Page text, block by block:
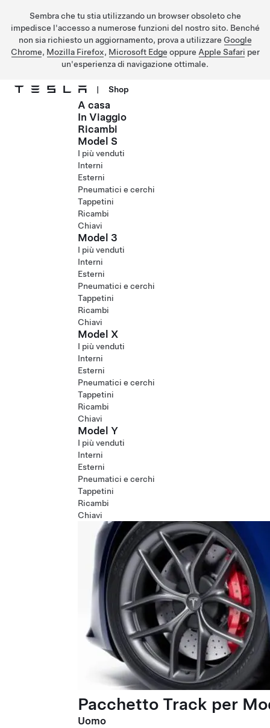
Sembra che tu stia utilizzando un browser obsoleto che
impedisce l'accesso a numerose funzioni del nostro sito. Benché
non sia richiesto un aggiornamento, prova a utilizzare Google
Chrome, Mozilla Firefox, Microsoft Edge oppure Apple Safari per
un'esperienza di navigazione ottimale.
Passa al contenuto principale
| Shop
A casa
In Viaggio
Ricambi
Model S
I più venduti
Interni
Esterni
Pneumatici e cerchi
Tappetini
Ricambi
Chiavi
Model 3
I più venduti
Interni
Esterni
Pneumatici e cerchi
Tappetini
Ricambi
Chiavi
Model X
I più venduti
Interni
Esterni
Pneumatici e cerchi
Tappetini
Ricambi
Chiavi
Model Y
I più venduti
Interni
Esterni
Pneumatici e cerchi
Tappetini
Ricambi
Chiavi
Pacchetto Track per
Uomo